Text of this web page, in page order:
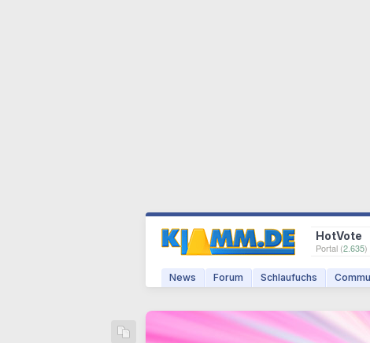
HotVote
Portal (2.635)
News Forum Schlaufuchs